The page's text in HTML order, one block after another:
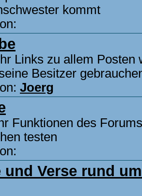
kommt
Links zu allem Posten
Besitzer
Joerg
Funktionen des
testen
und Verse rund